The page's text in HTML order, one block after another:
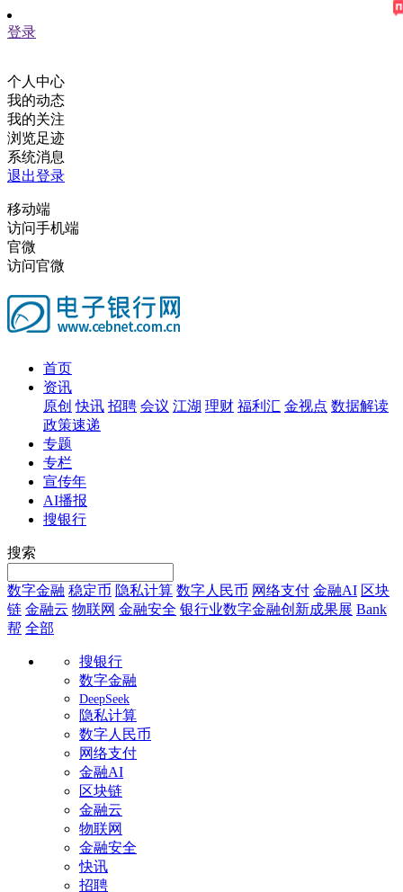
登录
个人中心
我的动态
我的关注
浏览足迹
系统消息
退出登录
移动端
访问手机端
官微
访问官微
首页
资讯
原创 快讯 招聘 会议 江湖 理财 福利汇 金视点 数据解读
政策速递
专题
专栏
宣传年
AI播报
搜银行
搜索
数字金融 稳定币 隐私计算 数字人民币 网络支付 金融AI 区块
链 金融云 物联网 金融安全 银行业数字金融创新成果展 Bank
帮 全部
搜银行
数字金融
DeepSeek
隐私计算
数字人民币
网络支付
金融AI
区块链
金融云
物联网
金融安全
快讯
招聘